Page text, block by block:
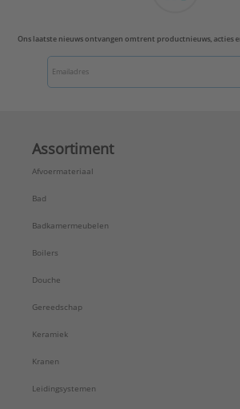
Ons laatste nieuws ontvangen omtrent productnieuws, acties
Assortiment
Afvoermateriaal
Bad
Badkamermeubelen
Boilers
Douche
Gereedschap
Keramiek
Kranen
Leidingsystemen